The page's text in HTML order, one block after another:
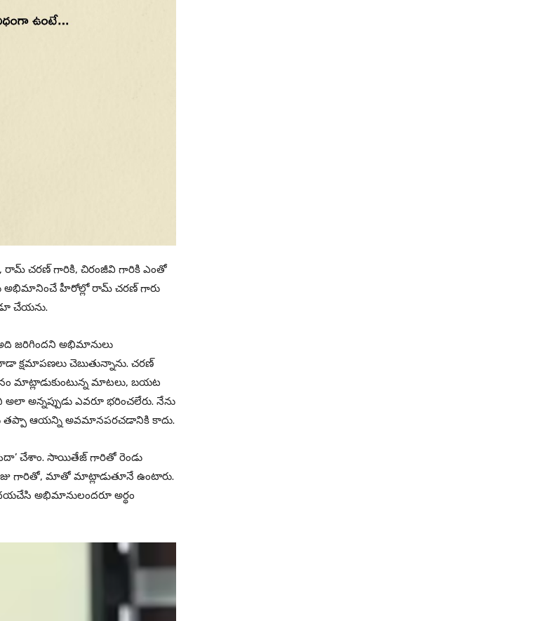
రామ్ చరణ్ గారికి, చిరంజీవి గారికి ఎంతో
అభిమానించే హీరోల్లో రామ్ చరణ్ గారు
చేయను.
జరిగిందని అభిమానులు
క్షమాపణలు చెబుతున్నాను. చరణ్
మాట్లాడుకుంటున్న మాటలు, బయట
అన్నప్పుడు ఎవరూ భరించలేరు. నేను
తప్పా ఆయన్ని అవమానపరచడానికి కాదు.
చేశాం. సాయితేజ్ గారితో రెండు
గారితో, మాతో మాట్లాడుతూనే ఉంటారు.
అభిమానులందరూ అర్థం